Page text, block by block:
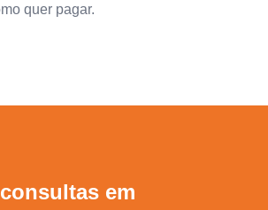
quer pagar.
em